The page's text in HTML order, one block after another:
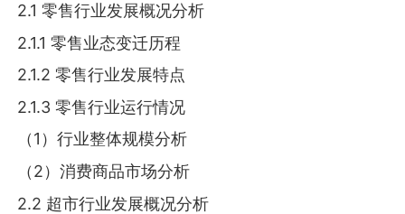
2.1 零售行业发展概况分析
2.1.1 零售业态变迁历程
2.1.2 零售行业发展特点
2.1.3 零售行业运行情况
（1）行业整体规模分析
（2）消费商品市场分析
2.2 超市行业发展概况分析